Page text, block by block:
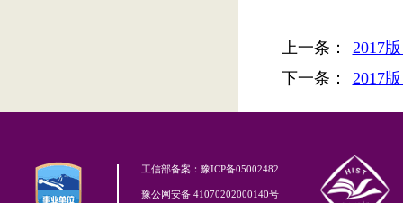
上一条：
2017
下一条：
2017
工信部备案：豫ICP备05002482
豫公网安备 41070202000140号